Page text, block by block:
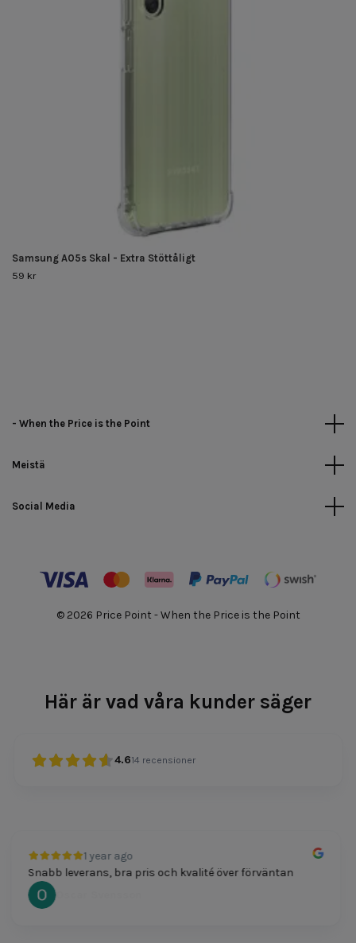
Samsung A05s Skal - Extra Stöttåligt
59 kr
- When the Price is the Point
Meistä
Social Media
© 2026 Price Point - When the Price is the Point
Här är vad våra kunder säger
4.614 recensioner
1 year ago
Snabb leverans, bra pris och kvalité över förväntan
Oscar Svensson